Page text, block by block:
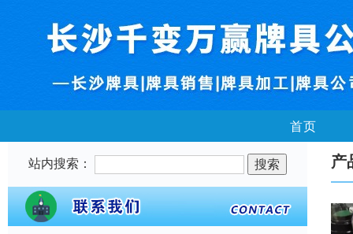
首页
站内搜索： 产